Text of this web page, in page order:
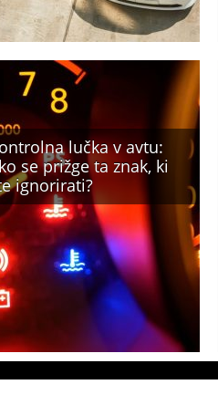
lučka v avtu:
se prižge ta znak, ki
ignorirati?